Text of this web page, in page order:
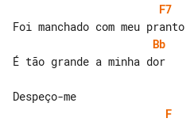
F7
Bb
É tão grande a minha dor
F